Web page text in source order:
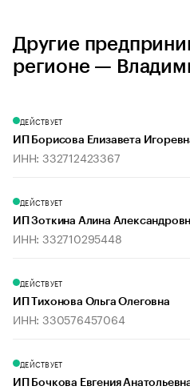
Другие
регионе —
ДЕЙСТВУЕТ
ИП Борисова Елизавета
ИНН: 332712423367
ДЕЙСТВУЕТ
ИП Зоткина Алина
ИНН: 332710295448
ДЕЙСТВУЕТ
ИП Тихонова Ольга Олеговна
ИНН: 330576457064
ДЕЙСТВУЕТ
ИП Бочкова Евгения